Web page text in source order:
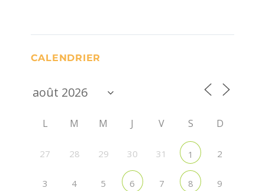
CALENDRIER
L M M J V S D
27 28 29 30 31 1 2
3 4 5 6 7 8 9